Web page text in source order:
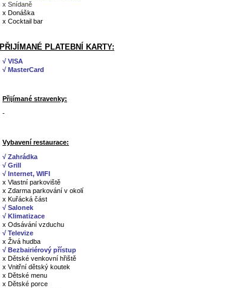
x Snídaně
x Donáška
x Cocktail bar
PŘIJÍMANÉ PLATEBNÍ KARTY:
√ VISA
√ MasterCard
Přijímané stravenky:
-
Vybavení restaurace:
√ Zahrádka
√ Grill
√ Internet, WIFI
x Vlastní parkoviště
x Zdarma parkování v okolí
x Kuřácká část
√ Salonek
√ Klimatizace
x Odsávání vzduchu
√ Televize
x Živá hudba
√ Bezbairiérový přístup
x Dětské venkovní hřiště
x Vnitřní dětský koutek
x Dětské menu
x Dětské porce